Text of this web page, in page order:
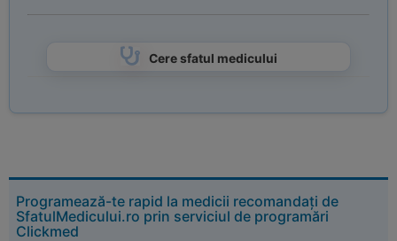
Cere sfatul medicului
Programează-te rapid la medicii recomandați de
SfatulMedicului.ro prin serviciul de programări
Clickmed